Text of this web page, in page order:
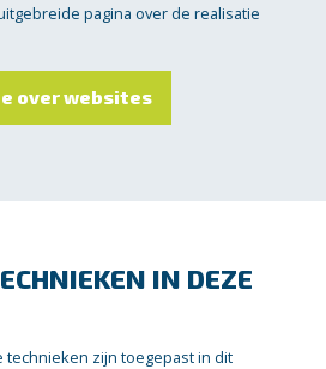
pagina over de realisatie
over websites
IN DEZE
technieken zijn toegepast in dit